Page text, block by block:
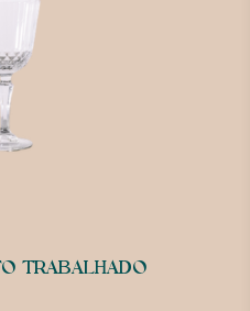
TRABALHADO